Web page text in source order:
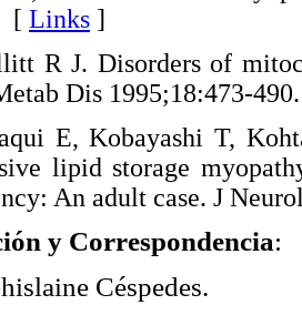
[ Links ]
R J. Disorders of
Dis
E, Kobayashi T,
lipid storage
An adult case. J
y Correspondencia:
Céspedes.